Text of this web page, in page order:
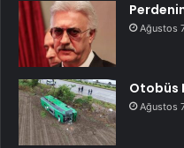
Ağustos
Otobüs
Ağustos